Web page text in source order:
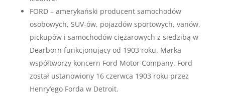
FORD – amerykański producent samochodów
osobowych, SUV-ów, pojazdów sportowych, vanów,
pickupów i samochodów ciężarowych z siedzibą w
Dearborn funkcjonujący od 1903 roku. Marka
współtworzy koncern Ford Motor Company. Ford
został ustanowiony 16 czerwca 1903 roku przez
Henry’ego Forda w Detroit.